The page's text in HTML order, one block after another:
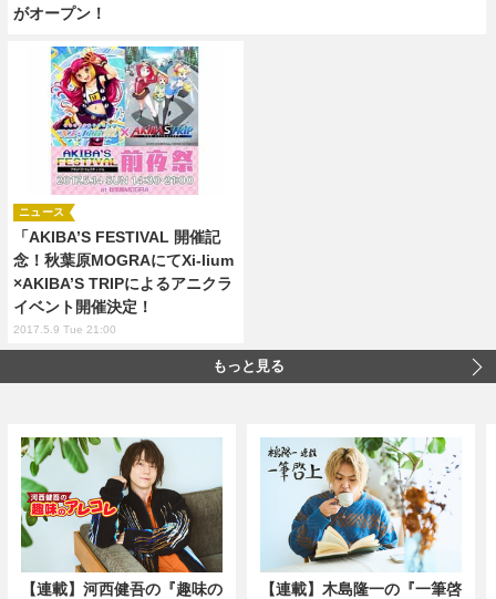
がオープン！
「AKIBA’S FESTIVAL 開催記
念！秋葉原MOGRAにてXi-lium
×AKIBA’S TRIPによるアニクラ
イベント開催決定！
ニュース
2017.5.9 Tue 21:00
もっと見る
【連載】河西健吾の『趣味の
【連載】木島隆一の『一筆啓